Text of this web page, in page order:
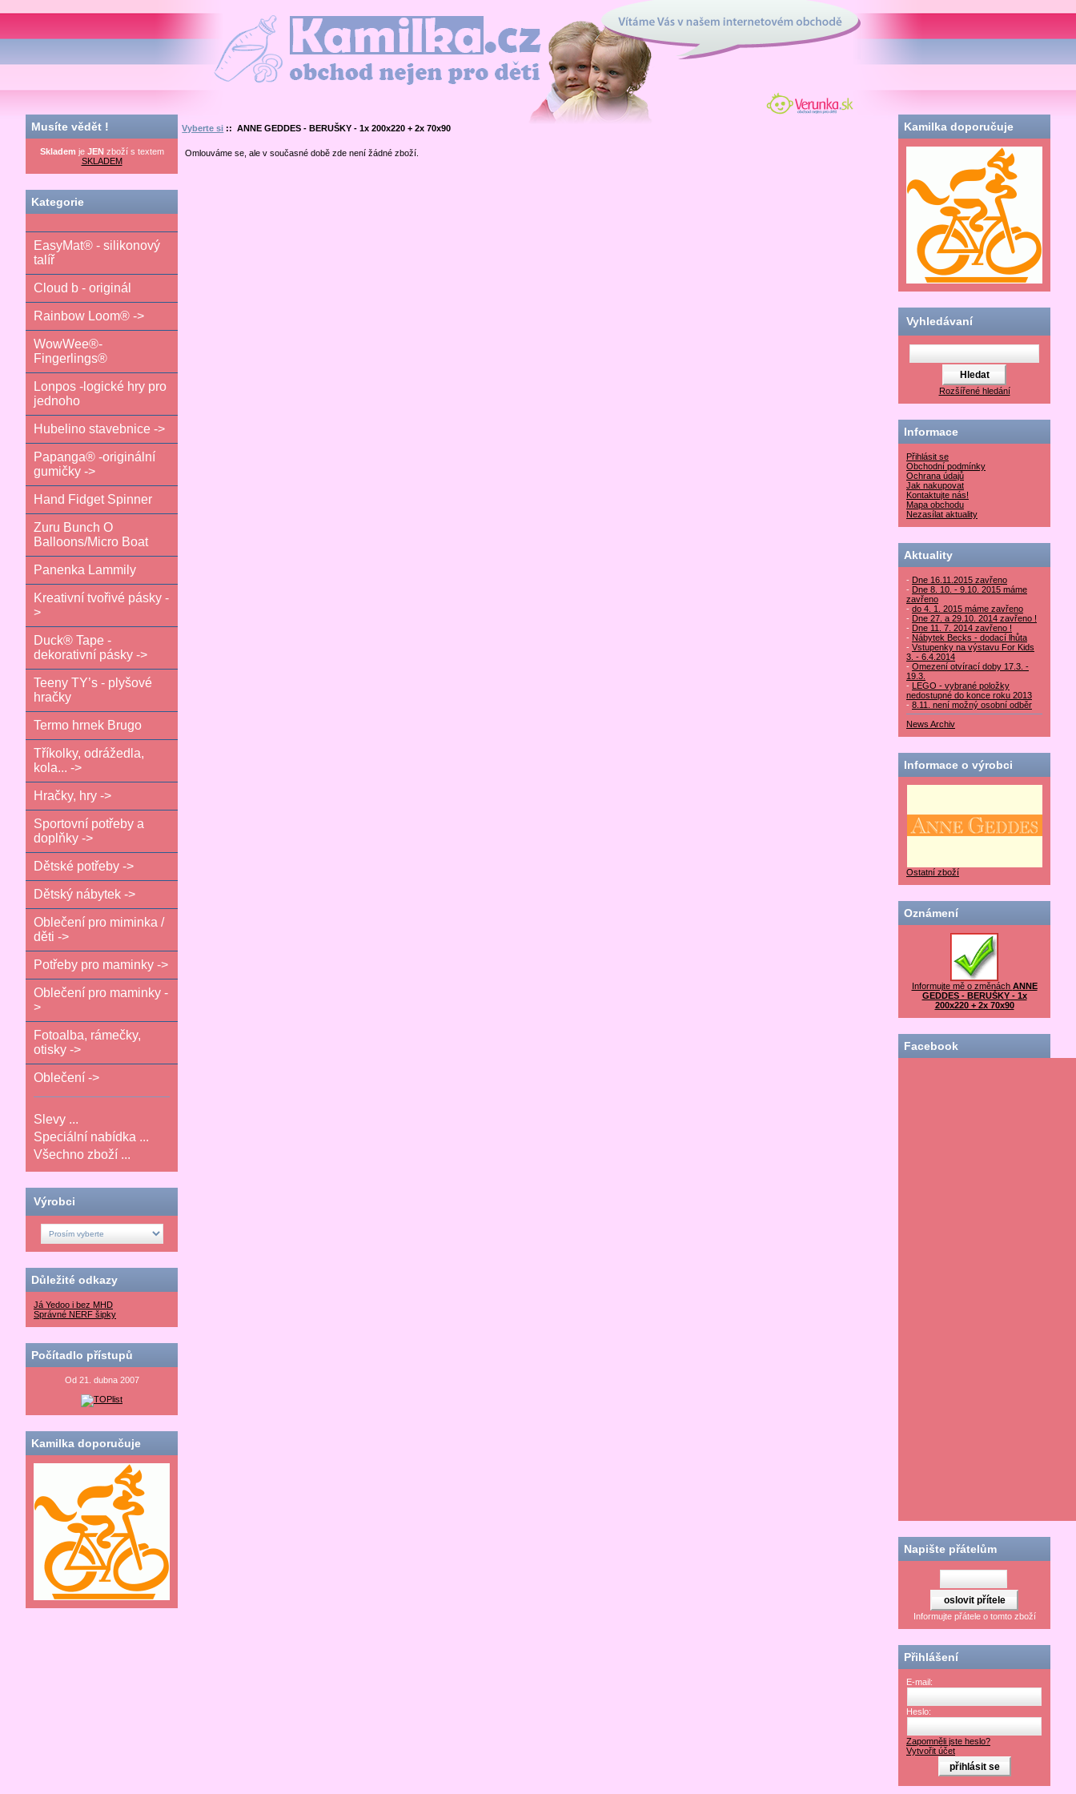
Kamilka.cz - obchod nejen pro děti
Vítáme Vás v našem internetovém obchodě
Verunka.sk - obchod
nielen pre deti
Musíte vědět !
Skladem je JENzboží s textem
SKLADEM
Kategorie
EasyMat® - silikonový
talíř
Cloud b - originál
Rainbow Loom® ->
WowWee®-
Fingerlings®
Lonpos -logické hry pro
jednoho
Hubelino stavebnice ->
Papanga® -originální
gumičky ->
Hand Fidget Spinner
Zuru Bunch O
Balloons/Micro Boat
Panenka Lammily
Kreativní tvořivé pásky -
>
Duck® Tape -
dekorativní pásky ->
Teeny TY’s - plyšové
hračky
Termo hrnek Brugo
Tříkolky, odrážedla,
kola... ->
Hračky, hry ->
Sportovní potřeby a
doplňky ->
Dětské potřeby ->
Dětský nábytek ->
Oblečení pro miminka /
děti ->
Potřeby pro maminky ->
Oblečení pro maminky -
>
Fotoalba, rámečky,
otisky ->
Oblečení ->
Slevy ...
Speciální nabídka ...
Všechno zboží ...
Výrobci
Důležité odkazy
Já Yedoo i bez MHD
Správné NERF šipky
Počítadlo přístupů
Od 21. dubna 2007
Kamilka doporučuje
Vyberte si :: ANNE GEDDES - BERUŠKY - 1x 200x220 + 2x 70x90
Omlouváme se, ale v současné době zde není žádné zboží.
Kamilka doporučuje
Vyhledávaní
Rozšířené hledání
Informace
Přihlásit se
Obchodní podmínky
Ochrana údajů
Jak nakupovat
Kontaktujte nás!
Mapa obchodu
Nezasílat aktuality
Aktuality
- Dne 16.11.2015 zavřeno
- Dne 8. 10. - 9.10. 2015 máme
zavřeno
- do 4. 1. 2015 máme zavřeno
- Dne 27. a 29.10. 2014 zavřeno !
- Dne 11. 7. 2014 zavřeno !
- Nábytek Becks - dodací lhůta
- Vstupenky na výstavu For Kids
3. - 6.4.2014
- Omezení otvírací doby 17.3. -
19.3.
- LEGO - vybrané položky
nedostupné do konce roku 2013
- 8.11. není možný osobní odběr
News Archiv
Informace o výrobci
Ostatní zboží
Oznámení
Informujte mě o změnách ANNE
GEDDES - BERUŠKY - 1x
200x220 + 2x 70x90
Facebook
Napište přátelům
Informujte přátele o tomto zboží
Přihlášení
E-mail:
Heslo:
Zapomněli jste heslo?
Vytvořit účet